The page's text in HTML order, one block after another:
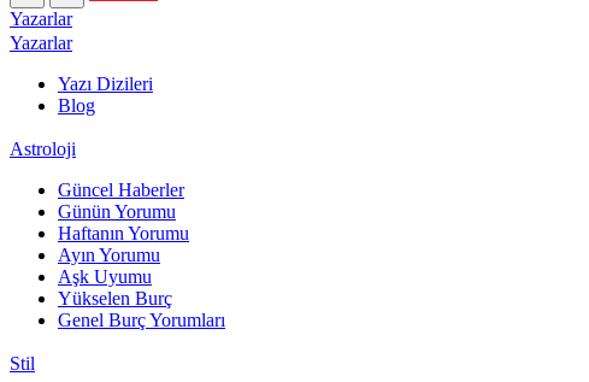
Yazarlar
Yazarlar
Yazı Dizileri
Blog
Astroloji
Güncel Haberler
Günün Yorumu
Haftanın Yorumu
Ayın Yorumu
Aşk Uyumu
Yükselen Burç
Genel Burç Yorumları
Stil